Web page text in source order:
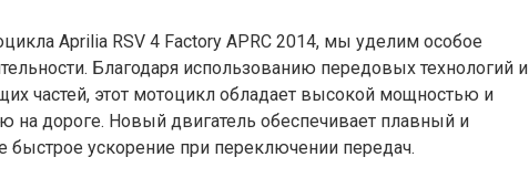
Aprilia RSV 4 Factory APRC 2014, мы уделим особое
Благодаря использованию передовых технологий и
частей, этот мотоцикл обладает высокой мощностью и
на дороге. Новый двигатель обеспечивает плавный и
быстрое ускорение при переключении передач.